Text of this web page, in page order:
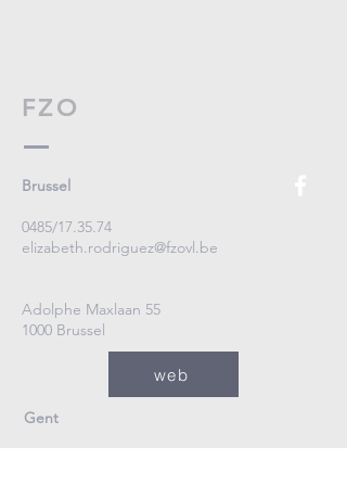
FZO
Brussel
0485/17.35.74
elizabeth.rodriguez@fzovl.be
Adolphe Maxlaan 55
1000 Brussel
web
Gent